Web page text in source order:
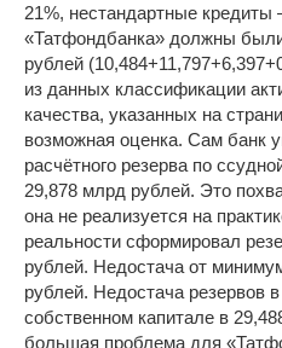
21%, нестандартные
«Татфондбанка» должны
рублей
из данных классификации
качества, указанных на
возможная оценка. Сам банк
расчётного резерва по
29,878 млрд рублей. Это
она не реализуется на
реальности сформировал
рублей. Недостача от
рублей. Недостача резервов
собственном капитале в
большая проблема для